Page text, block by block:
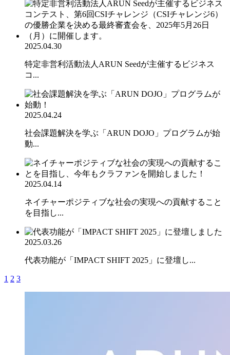
2025.04.30
特定非営利活動法人ARUN Seedが主催するビジネス
コ...
2025.04.24
社会課題解決を学ぶ「ARUN DOJO」プログラムが始
動...
2025.04.14
ネイチャーポジティブな社会の実現への貢献すること
を目指し...
2025.03.26
代表功能が「IMPACT SHIFT 2025」に登壇し...
1 2 3